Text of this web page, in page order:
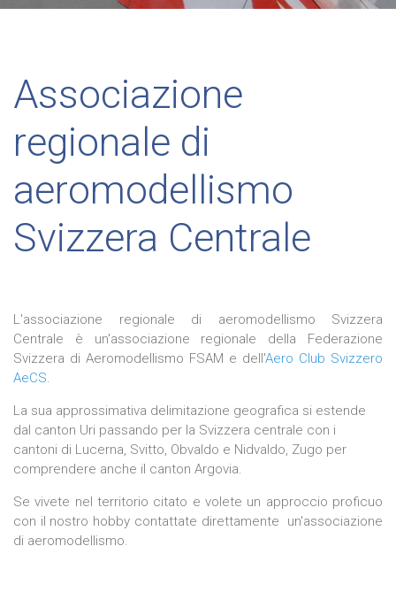
Associazione
regionale di
aeromodellismo
Svizzera Centrale
L'associazione regionale di aeromodellismo Svizzera
Centrale è un'associazione regionale della Federazione
Svizzera di Aeromodellismo FSAM e dell'Aero Club Svizzero
AeCS.
La sua approssimativa delimitazione geografica si estende
dal canton Uri passando per la Svizzera centrale con i
cantoni di Lucerna, Svitto, Obvaldo e Nidvaldo, Zugo per
comprendere anche il canton Argovia.
Se vivete nel territorio citato e volete un approccio proficuo
con il nostro hobby contattate direttamente un'associazione
di aeromodellismo.